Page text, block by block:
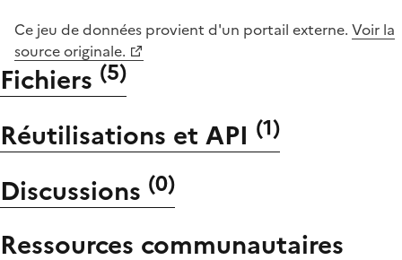
Ce jeu de données provient d'un portail externe. Voir la
source originale.
Fichiers (5)
Réutilisations et API (1)
Discussions (0)
Ressources communautaires